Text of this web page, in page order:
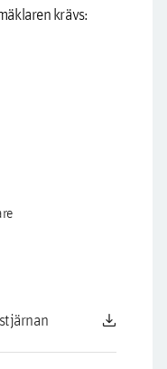
krävs:
download